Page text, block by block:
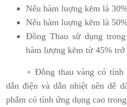
Nếu hàm luợng kẽm là
Nếu hàm luợng kẽm là
Đồng Thau sử dụng
hàm lượng kẽm từ 45% trở
+ Đồng thau vàng có tính
dẫn điện và dẫn nhiệt nên dễ
phẩm có tính ứng dụng cao